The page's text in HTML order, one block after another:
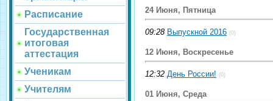
Расписание
Государственная
итоговая
аттестация
Ученикам
Учителям
24 Июня, Пятница
09:28 Выпускной 2016 (0)
12 Июня, Воскресенье
12:32 День России! (0)
01 Июня, Среда